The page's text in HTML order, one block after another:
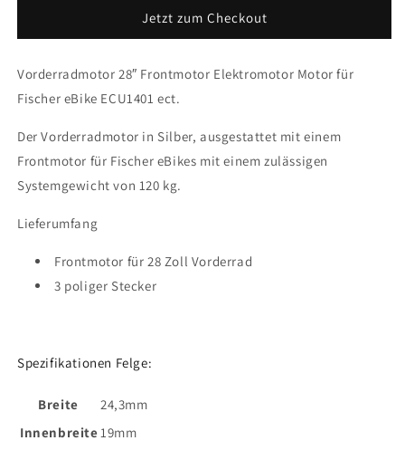
250W
für
Fischer
ECU1401
ect.
Antrieb
250W
für
Fischer
ECU1401
ect.
Jetzt zum Checkout
Vorderradmotor 28″ Frontmotor Elektromotor Motor für
Fischer eBike ECU1401 ect.
Der Vorderradmotor in Silber, ausgestattet mit einem
Frontmotor für Fischer eBikes mit einem zulässigen
Systemgewicht von 120 kg.
Lieferumfang
Frontmotor für 28 Zoll Vorderrad
3 poliger Stecker
Spezifikationen Felge:
Breite
24,3mm
Innenbreite19mm